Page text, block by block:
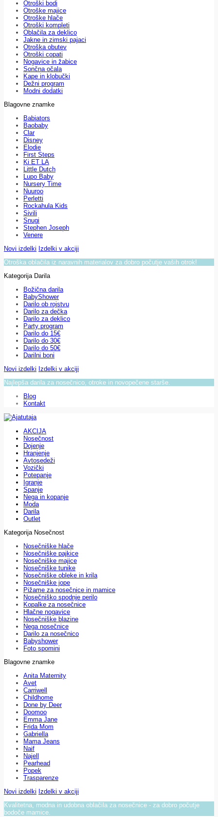
Otroški bodi
Otroške majice
Otroške hlače
Otroški kompleti
Oblačila za deklico
Jakne in zimski pajaci
Otroška obutev
Otroški copati
Nogavice in žabice
Sončna očala
Kape in klobučki
Dežni program
Modni dodatki
Blagovne znamke
Babiators
Baobaby
Clar
Disney
Elodie
First Steps
Ki ET LA
Little Dutch
Lupo Baby
Nursery Time
Nuuroo
Perletti
Rockahula Kids
Sivili
Snugi
Stephen Joseph
Venere
Novi izdelki Izdelki v akciji
Otroška oblačila iz naravnih materialov za dobro počutje vaših otrok!
Kategorija Darila
Božična darila
BabyShower
Darilo ob rojstvu
Darilo za dečka
Darilo za deklico
Party program
Darilo do 15€
Darilo do 30€
Darilo do 50€
Darilni boni
Novi izdelki Izdelki v akciji
Najlepša darila za nosečnico, otroke in novopečene starše.
Blog
Kontakt
AKCIJA
Nosečnost
Dojenje
Hranjenje
Avtosedeži
Vozički
Potepanje
Igranje
Spanje
Nega in kopanje
Moda
Darila
Outlet
Kategorija Nosečnost
Nosečniške hlače
Nosečniške pajkice
Nosečniške majice
Nosečniške tunike
Nosečniške obleke in krila
Nosečniške jope
Pižame za nosečnice in mamice
Nosečniško spodnje perilo
Kopalke za nosečnice
Hlačne nogavice
Nosečniške blazine
Nega nosečnice
Darilo za nosečnico
Babyshower
Foto spomini
Blagovne znamke
Anita Maternity
Avet
Carriwell
Childhome
Done by Deer
Doomoo
Emma Jane
Frida Mom
Gabriella
Mama Jeans
Naif
Najell
Pearhead
Popek
Trasparenze
Novi izdelki Izdelki v akciji
Kvalitetna, modna in udobna oblačila za nosečnice - za dobro počutje
bodoče mamice.